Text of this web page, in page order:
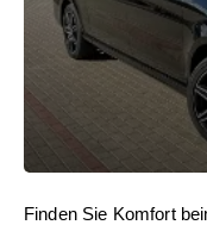
Finden Sie Komfort